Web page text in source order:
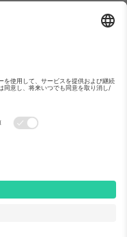
on location,
ジをご確認ください。,
無断転載を禁じます.